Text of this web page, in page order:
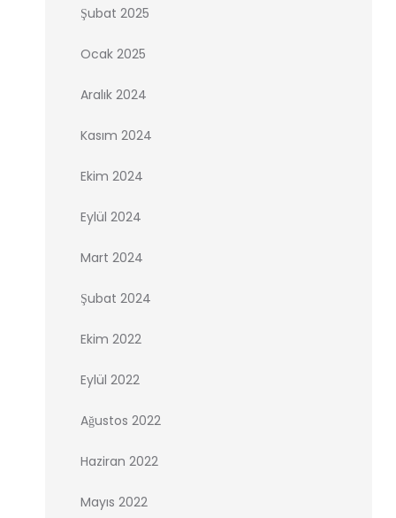
Şubat 2025
Ocak 2025
Aralık 2024
Kasım 2024
Ekim 2024
Eylül 2024
Mart 2024
Şubat 2024
Ekim 2022
Eylül 2022
Ağustos 2022
Haziran 2022
Mayıs 2022